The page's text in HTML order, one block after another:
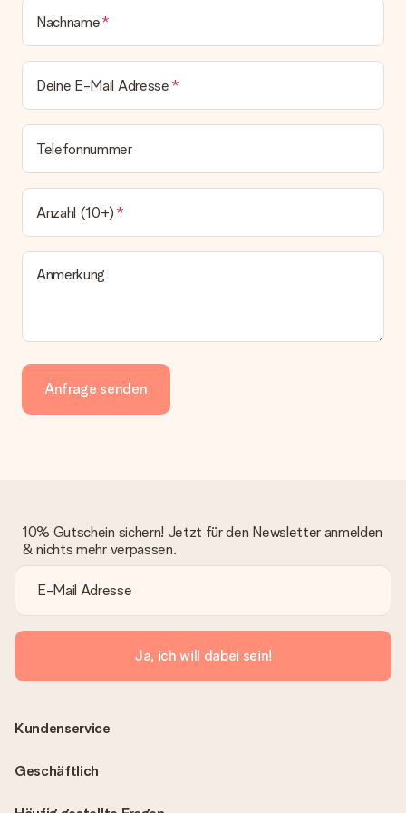
Nachname
Deine E-Mail Adresse
Telefonnummer
Anzahl (10+)
Anmerkung
Anfrage senden
10% Gutschein sichern! Jetzt für den Newsletter anmelden
& nichts mehr verpassen.
Ja, ich will dabei sein!
Kundenservice
Geschäftlich